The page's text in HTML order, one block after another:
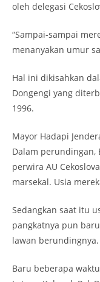
oleh delegasi
“Sampai-sampai
menanyakan umur
Hal ini dikisahkan
Dongengi yang
1996.
Mayor Hadapi
Dalam perundingan,
perwira AU
marsekal. Usia
Sedangkan saat itu
pangkatnya pun
lawan berundingnya.
Baru beberapa